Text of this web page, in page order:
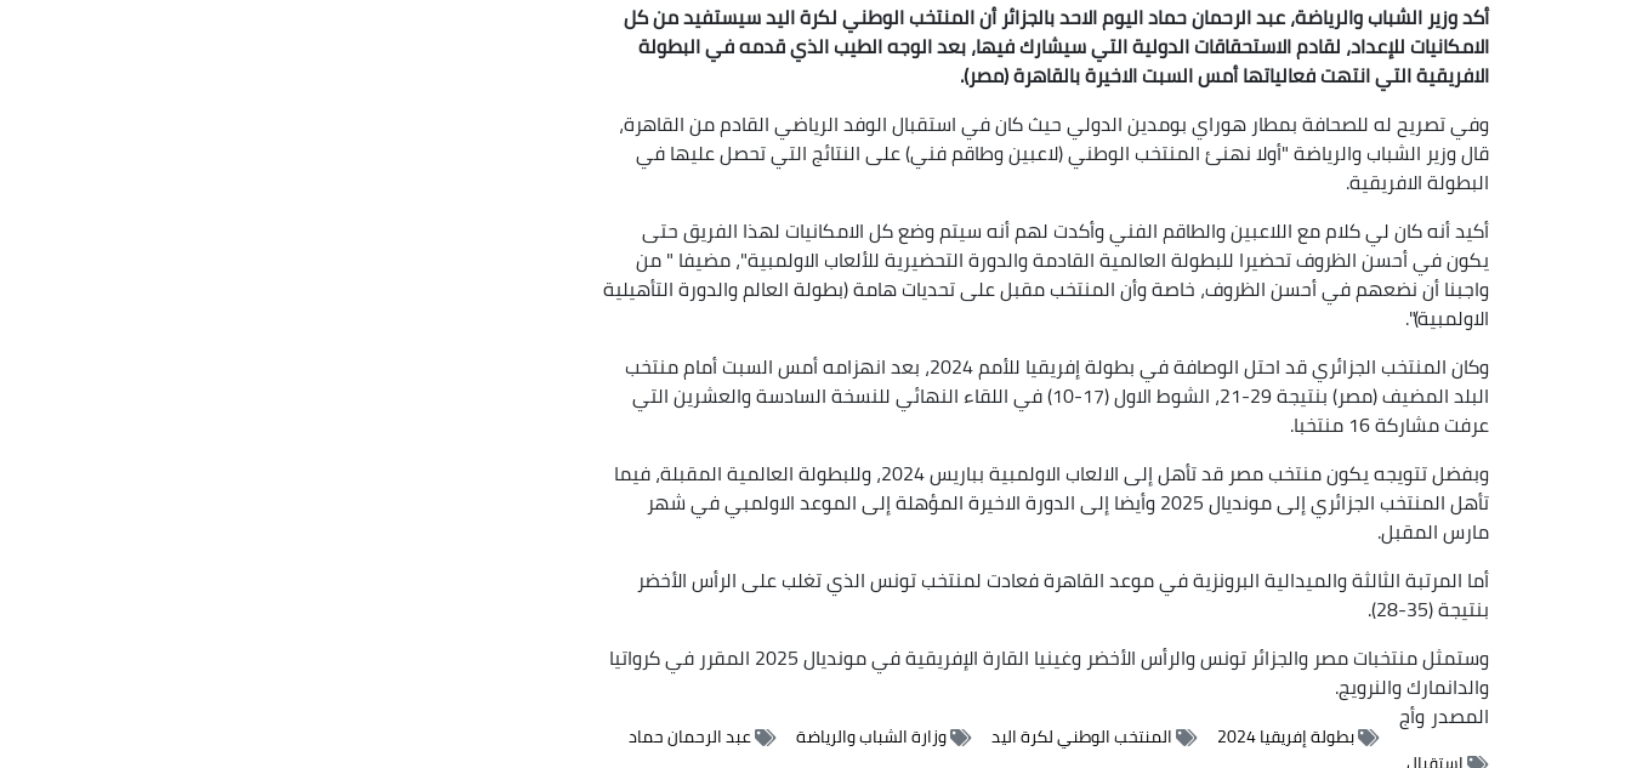
أكد وزير الشباب والرياضة، عبد الرحمان حماد اليوم الاحد بالجزائر أن المنتخب الوطني لكرة اليد سيستفيد من كل
الامكانيات للإعداد، لقادم الاستحقاقات الدولية التي سيشارك فيها، بعد الوجه الطيب الذي قدمه في البطولة
الافريقية التي انتهت فعالياتها أمس السبت الاخيرة بالقاهرة (مصر).
وفي تصريح له للصحافة بمطار هوراي بومدين الدولي حيث كان في استقبال الوفد الرياضي القادم من القاهرة،
قال وزير الشباب والرياضة "أولا نهنئ المنتخب الوطني (لاعبين وطاقم فني) على النتائج التي تحصل عليها في
البطولة الافريقية.
أكيد أنه كان لي كلام مع اللاعبين والطاقم الفني وأكدت لهم أنه سيتم وضع كل الامكانيات لهذا الفريق حتى
يكون في أحسن الظروف تحضيرا للبطولة العالمية القادمة والدورة التحضيرية للألعاب الاولمبية"، مضيفا " من
واجبنا أن نضعهم في أحسن الظروف، خاصة وأن المنتخب مقبل على تحديات هامة (بطولة العالم والدورة التأهيلية
الاولمبية)".
وكان المنتخب الجزائري قد احتل الوصافة في بطولة إفريقيا للأمم 2024، بعد انهزامه أمس السبت أمام منتخب
البلد المضيف (مصر) بنتيجة 29-21، الشوط الاول (17-10) في اللقاء النهائي للنسخة السادسة والعشرين التي
عرفت مشاركة 16 منتخبا.
وبفضل تتويجه يكون منتخب مصر قد تأهل إلى الالعاب الاولمبية بباريس 2024، وللبطولة العالمية المقبلة، فيما
تأهل المنتخب الجزائري إلى مونديال 2025 وأيضا إلى الدورة الاخيرة المؤهلة إلى الموعد الاولمبي في شهر
مارس المقبل.
أما المرتبة الثالثة والميدالية البرونزية في موعد القاهرة فعادت لمنتخب تونس الذي تغلب على الرأس الأخضر
بنتيجة (35-28).
وستمثل منتخبات مصر والجزائر تونس والرأس الأخضر وغينيا القارة الإفريقية في مونديال 2025 المقرر في كرواتيا
والدانمارك والنرويج.
المصدر وأج
بطولة إفريقيا 2024 المنتخب الوطني لكرة اليد وزارة الشباب والرياضة
عبد الرحمان حماد